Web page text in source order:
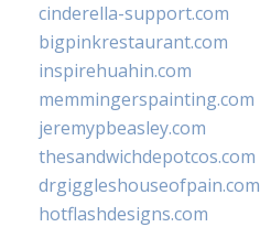
cinderella-support.com
bigpinkrestaurant.com
inspirehuahin.com
memmingerspainting.com
jeremypbeasley.com
thesandwichdepotcos.com
drgiggleshouseofpain.com
hotflashdesigns.com